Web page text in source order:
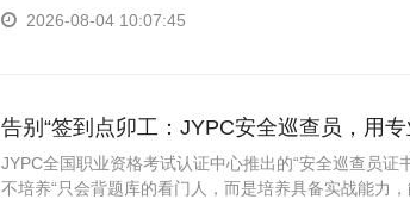
策划、文件编制、教育培训、运行指导、
2026-08-04 10:07:45
告别“签到点卯工：JYPC安全巡查员，用
一道防线
JYPC全国职业资格考试认证中心推出的“安全巡查员证
不培养“只会背题库的看门人，而是培养具备实战能力